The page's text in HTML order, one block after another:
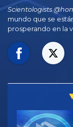
Scientologists
mundo que se
prosperando en la